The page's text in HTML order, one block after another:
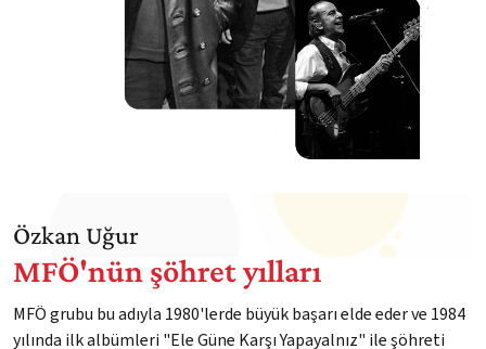
Özkan Uğur
MFÖ'nün şöhret yılları
MFÖ grubu bu adıyla 1980'lerde büyük başarı elde eder ve 1984
yılında ilk albümleri "Ele Güne Karşı Yapayalnız" ile şöhreti